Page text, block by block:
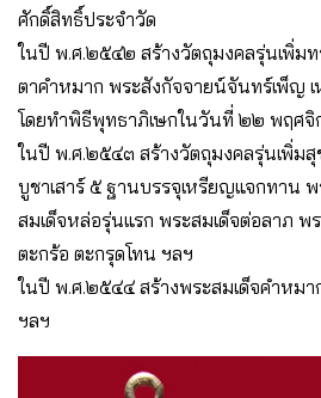
ศักดิ์สิทธิ์ประจำวัด
ในปี พ.ศ.๒๕๔๒ สร้างวัตถุมงคลรุ่นเพิ่ม
ตาคำหมาก พระสังกัจจายน์จันทร์เพ็ญ
โดยทำพิธีพุทธาภิเษกในวันที่ ๒๒ พฤศ
ในปี พ.ศ.๒๕๔๓ สร้างวัตถุมงคลรุ่นเพิ่ม
บูชาเสาร์ ๕ ฐานบรรจุเหรียญแจกทาน
สมเด็จหล่อรุ่นแรก พระสมเด็จต่อลาภ พ
ตะกร้อ ตะกรุดโทน ฯลฯ
ในปี พ.ศ.๒๕๔๔ สร้างพระสมเด็จคำหม
ฯลฯ